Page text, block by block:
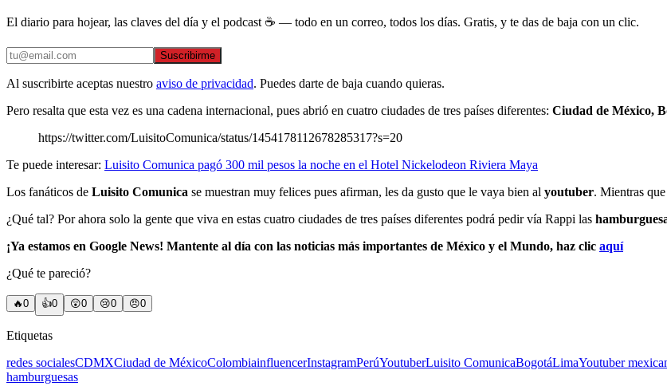
El diario para hojear, las claves del día y el podcast ☕ — todo en un correo, todos los días. Gratis, y te das de baja con un clic.
Suscribirme
Al suscribirte aceptas nuestro aviso de privacidad. Puedes darte de baja cuando quieras.
Pero resalta que esta vez es una cadena internacional, pues abrió en cuatro ciudades de tres países diferentes: Ciudad de México,
https://twitter.com/LuisitoComunica/status/1454178112678285317?s=20
Te puede interesar: Luisito Comunica pagó 300 mil pesos la noche en el Hotel Nickelodeon Riviera Maya
Los fanáticos de Luisito Comunica se muestran muy felices pues afirman, les da gusto que le vaya bien al youtuber. Mientras
¿Qué tal? Por ahora solo la gente que viva en estas cuatro ciudades de tres países diferentes podrá pedir vía Rappi las
¡Ya estamos en Google News! Mantente al día con las noticias más importantes de México y el Mundo, haz clic aquí
¿Qué te pareció?
🔥0 👍0 😲0 😢0 😠0
Etiquetas
redes socialesCDMXCiudad de MéxicoColombiainfluencerInstagramPerúYoutuberLuisito ComunicaBogotáLimaYoutuber
hamburguesas